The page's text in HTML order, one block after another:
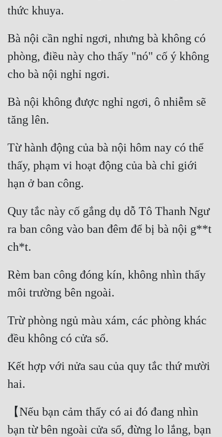
thức khuya.
Bà nội cần nghỉ ngơi, nhưng bà không có
phòng, điều này cho thấy "nó" cố ý không
cho bà nội nghỉ ngơi.
Bà nội không được nghỉ ngơi, ô nhiễm sẽ
tăng lên.
Từ hành động của bà nội hôm nay có thể
thấy, phạm vi hoạt động của bà chỉ giới
hạn ở ban công.
Quy tắc này cố gắng dụ dỗ Tô Thanh Ngư
ra ban công vào ban đêm để bị bà nội g**t
ch*t.
Rèm ban công đóng kín, không nhìn thấy
môi trường bên ngoài.
Trừ phòng ngủ màu xám, các phòng khác
đều không có cửa sổ.
Kết hợp với nửa sau của quy tắc thứ mười
hai.
【Nếu bạn cảm thấy có ai đó đang nhìn
bạn từ bên ngoài cửa sổ, đừng lo lắng, bạn